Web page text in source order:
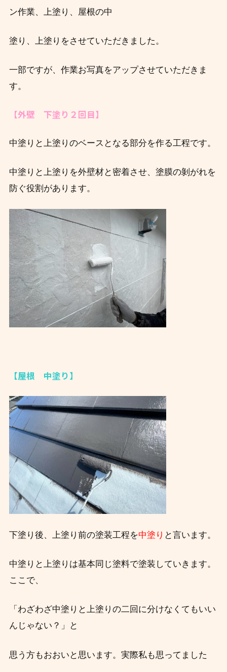
ン作業、上塗り、屋根の中
塗 り、上塗りをさせていただきました。
一部ですが、作業お写真をアップさせていただきま
す。
【外壁 下塗り２回目】
中塗りと上塗りのベースとなる部分を作る工程です。
中塗りと上塗りを外壁材と密着させ、塗膜の剝がれを
防ぐ役割があります。
【屋根 中塗り】
下塗り後、上塗り前の塗装工程を中塗り と言います。
中塗りと上塗りは基本同じ塗料で塗装していきます。
ここで、
「わざわざ中塗りと上塗りの二回に分けなくてもいい
んじゃない？」と
思う方もおおいと思います。実際私も思ってました